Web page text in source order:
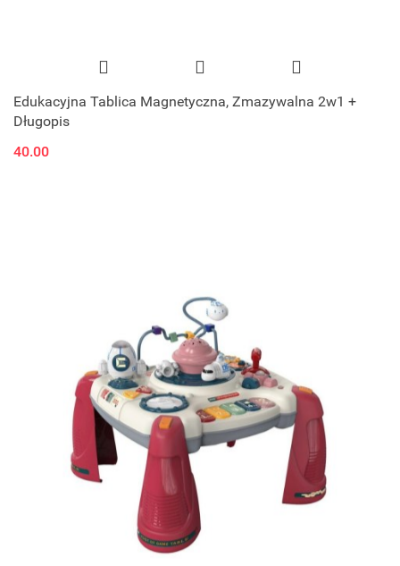
Edukacyjna Tablica Magnetyczna, Zmazywalna 2w1 +
Długopis
40.00